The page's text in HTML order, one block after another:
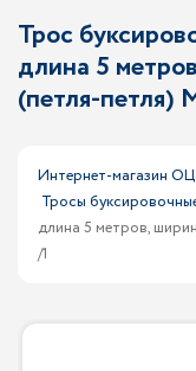
Трос
длина 5
(петля-петля)
Интернет-магазин
Тросы
длина 5 метров,
/1